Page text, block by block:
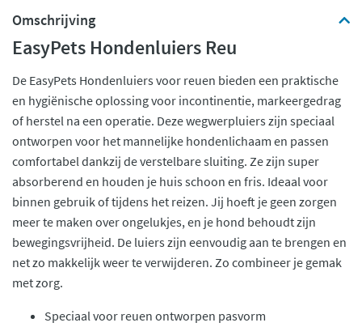
Omschrijving
EasyPets Hondenluiers Reu
De EasyPets Hondenluiers voor reuen bieden een praktische
en hygiënische oplossing voor incontinentie, markeergedrag
of herstel na een operatie. Deze wegwerpluiers zijn speciaal
ontworpen voor het mannelijke hondenlichaam en passen
comfortabel dankzij de verstelbare sluiting. Ze zijn super
absorberend en houden je huis schoon en fris. Ideaal voor
binnen gebruik of tijdens het reizen. Jij hoeft je geen zorgen
meer te maken over ongelukjes, en je hond behoudt zijn
bewegingsvrijheid. De luiers zijn eenvoudig aan te brengen en
net zo makkelijk weer te verwijderen. Zo combineer je gemak
met zorg.
Speciaal voor reuen ontworpen pasvorm